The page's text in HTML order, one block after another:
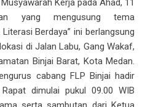
Kerja pada Ahad, 11
yang mengusung tema
Berdaya” ini berlangsung
di Jalan Labu, Gang Wakaf,
Binjai Barat, Kota Medan.
cabang FLP Binjai hadir
dimulai pukul 09.00 WIB